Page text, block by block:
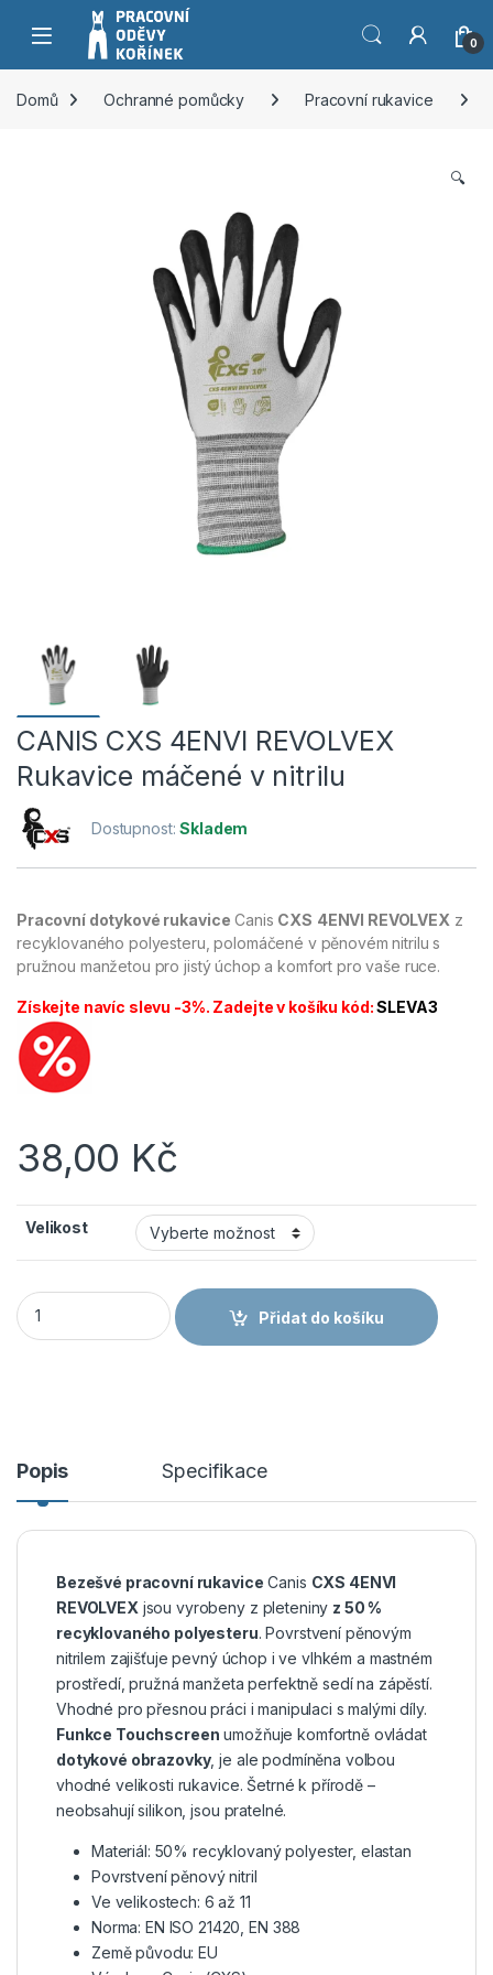
Přeskočit na navigaci
Přeskočit na obsah
0
Domů Ochranné pomůcky Pracovní rukavice
🔍
CANIS CXS 4ENVI REVOLVEX
Rukavice máčené v nitrilu
Dostupnost:Skladem
Pracovní dotykové rukavice Canis CXS 4ENVI REVOLVEX z
recyklovaného polyesteru, polomáčené v pěnovém nitrilu s
pružnou manžetou pro jistý úchop a komfort pro vaše ruce.
Získejte navíc slevu -3%. Zadejte v košíku kód:SLEVA3
38,00 Kč
Velikost
CANIS CXS 4ENVI REVOLVEX Rukavice máčené v nitrilu
Přidat do košíku
Popis Specifikace
Bezešvé pracovní rukavice Canis CXS 4ENVI
REVOLVEX jsou vyrobeny z pleteniny z 50 %
recyklovaného polyesteru. Povrstvení pěnovým
nitrilem zajišťuje pevný úchop i ve vlhkém a mastném
prostředí, pružná manžeta perfektně sedí na zápěstí.
Vhodné pro přesnou práci i manipulaci s malými díly.
Funkce Touchscreen umožňuje komfortně ovládat
dotykové obrazovky, je ale podmíněna volbou
vhodné velikosti rukavice. Šetrné k přírodě –
neobsahují silikon, jsou pratelné.
Materiál: 50% recyklovaný polyester, elastan
Povrstvení pěnový nitril
Ve velikostech: 6 až 11
Norma: EN ISO 21420, EN 388
Země původu: EU